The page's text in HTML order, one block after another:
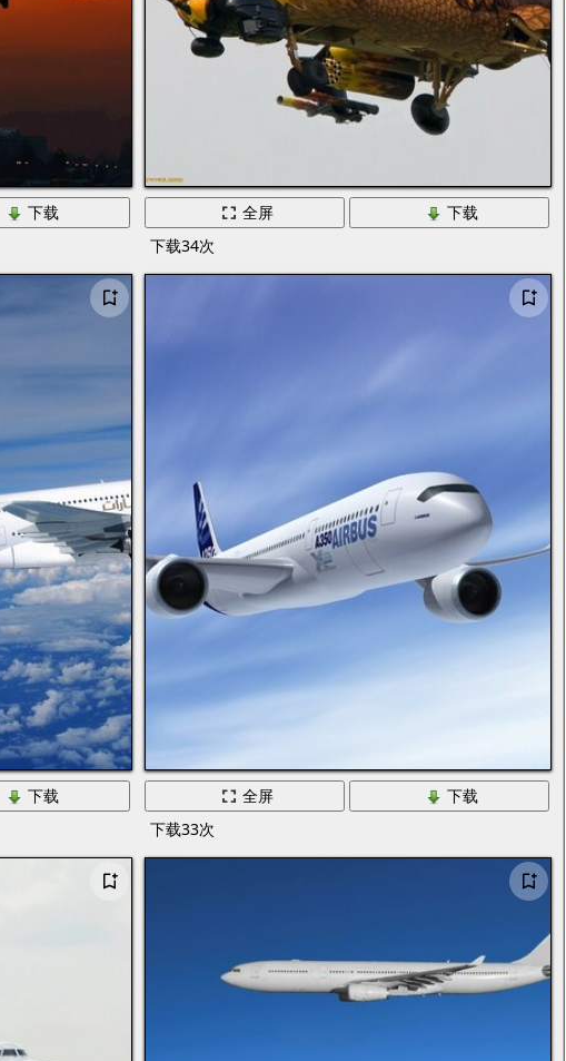
下载
全屏
下载
下载34次
下载
全屏
下载
下载33次